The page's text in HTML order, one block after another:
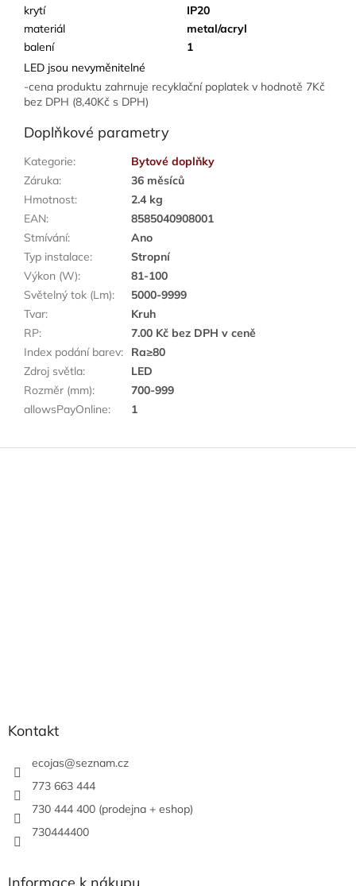
krytí
IP20
materiál
metal/acryl
balení
1
LED jsou nevyměnitelné
-cena produktu zahrnuje recyklační poplatek v hodnotě 7Kč
bez DPH (8,40Kč s DPH)
Doplňkové parametry
Kategorie:
Bytové doplňky
Záruka:
36 měsíců
Hmotnost:
2.4 kg
EAN:
8585040908001
Stmívání:
Ano
Typ instalace:
Stropní
Výkon (W):
81-100
Světelný tok (Lm):
5000-9999
Tvar:
Kruh
RP:
7.00 Kč bez DPH v ceně
Index podání barev:
Ra≥80
Zdroj světla:
LED
Rozměr (mm):
700-999
allowsPayOnline: 1
Kontakt
ecojas@seznam.cz
773 663 444
730 444 400 (prodejna + eshop)
730444400